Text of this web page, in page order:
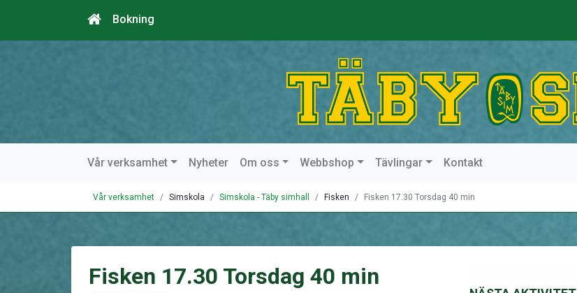
Bokning
Vår verksamhet Nyheter Om oss Webbshop Tävlingar Kontakt
Vår verksamhet Simskola Simskola - Täby simhall Fisken Fisken 17.30 Torsdag 40 min
Fisken 17.30 Torsdag 40 min